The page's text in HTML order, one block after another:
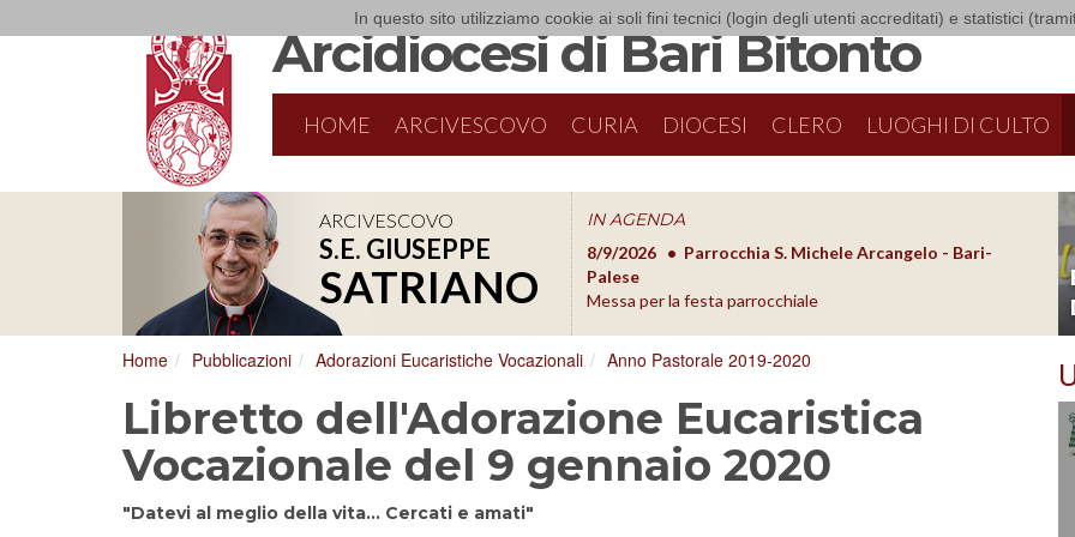
In questo sito utilizziamo cookie ai soli fini tecnici (login degli utenti accreditati) e statistici
Arcidiocesi di Bari Bitonto
HOME ARCIVESCOVO CURIA DIOCESI CLERO LUOGHI DI CULTO
ARCIVESCOVO
S.E. GIUSEPPE
SATRIANO
IN AGENDA
8/17/2026
Conversano
Conferenza Episcopale Pugliese
8/9/2026
Parrocchia S. Michele Arcangelo - Bari-
Palese
Messa per la festa parrocchiale
8/10/
Home Pubblicazioni Adorazioni Eucaristiche Vocazionali Anno Pastorale 2019-2020
Libretto dell'Adorazione Eucaristica
Vocazionale del 9 gennaio 2020
"Datevi al meglio della vita... Cercati e amati"